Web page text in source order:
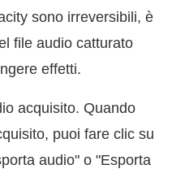
sono irreversibili, è
file audio catturato
effetti.
acquisito. Quando
puoi fare clic su
audio" o "Esporta